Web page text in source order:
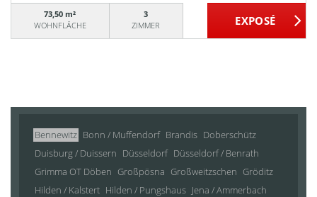
73,50 m²
WOHNFLÄCHE
3
ZIMMER
Bennewitz Bonn / Muffendorf Brandis Doberschütz
Duisburg / Duissern Düsseldorf Düsseldorf / Benrath
Grimma OT Döben Großpösna Großweitzschen Gröditz
Hilden / Kalstert Hilden / Pungshaus Jena / Ammerbach